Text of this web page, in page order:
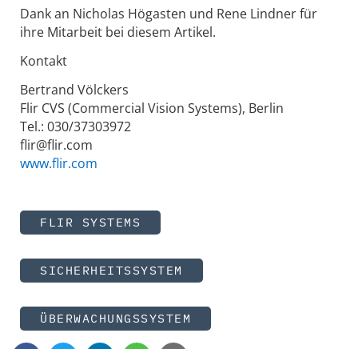
Dank an Nicholas Högasten und Rene Lindner für
ihre Mitarbeit bei diesem Artikel.
Kontakt
Bertrand Völckers
Flir CVS (Commercial Vision Systems), Berlin
Tel.: 030/37303972
flir@flir.com
www.flir.com
FLIR SYSTEMS
SICHERHEITSSYSTEM
ÜBERWACHUNGSSYSTEM